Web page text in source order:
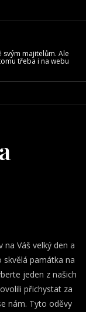
majitelům. Ale
třeba i na webu
Váš velký den a
památka na
jeden z našich
přichystat za
nám. Tyto oděvy